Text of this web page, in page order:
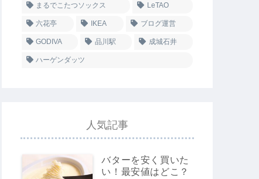
まるでこたつソックス LeTAO
六花亭 IKEA ブログ運営
GODIVA 品川駅 成城石井
ハーゲンダッツ
人気記事
バターを安く買いた
い！最安値はどこ？